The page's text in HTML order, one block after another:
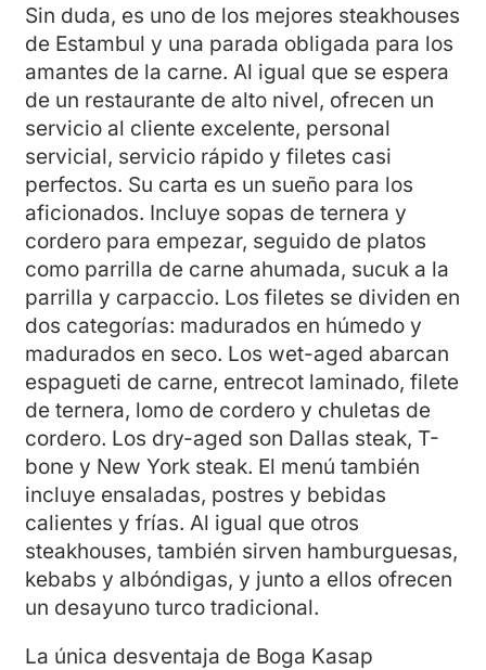
Sin duda, es uno de los mejores steakhouses
de Estambul y una parada obligada para los
amantes de la carne. Al igual que se espera
de un restaurante de alto nivel, ofrecen un
servicio al cliente excelente, personal
servicial, servicio rápido y filetes casi
perfectos. Su carta es un sueño para los
aficionados. Incluye sopas de ternera y
cordero para empezar, seguido de platos
como parrilla de carne ahumada, sucuk a la
parrilla y carpaccio. Los filetes se dividen en
dos categorías: madurados en húmedo y
madurados en seco. Los wet-aged abarcan
espagueti de carne, entrecot laminado, filete
de ternera, lomo de cordero y chuletas de
cordero. Los dry-aged son Dallas steak, T-
bone y New York steak. El menú también
incluye ensaladas, postres y bebidas
calientes y frías. Al igual que otros
steakhouses, también sirven hamburguesas,
kebabs y albóndigas, y junto a ellos ofrecen
un desayuno turco tradicional.
La única desventaja de Boga Kasap